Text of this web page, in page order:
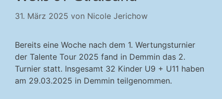
31. März 2025 von Nicole Jerichow
Bereits eine Woche nach dem 1. Wertungsturnier
der Talente Tour 2025 fand in Demmin das 2.
Turnier statt. Insgesamt 32 Kinder U9 + U11 haben
am 29.03.2025 in Demmin teilgenommen.